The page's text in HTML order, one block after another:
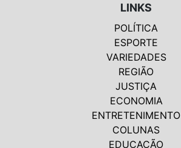
LINKS
POLÍTICA
ESPORTE
VARIEDADES
REGIÃO
JUSTIÇA
ECONOMIA
ENTRETENIMENTO
COLUNAS
EDUCAÇÃO